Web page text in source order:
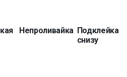
Непроливайка Подклейка
снизу